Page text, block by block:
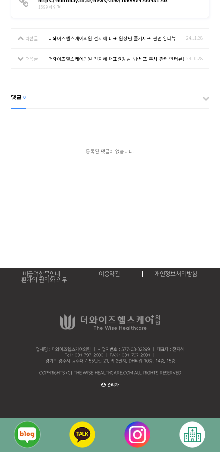
1699회 연결
이전글 더와이즈헬스케어의원 전지혜 대표 원장님 줄기세포 관련 인터뷰! 24.11.28
다음글 더와이즈헬스케어의원 전지혜 대표원장님 NK세포 주사 관련 인터뷰! 24.10.28
댓글 0
등록된 댓글이 없습니다.
비급여항목안내 이용약관
개인정보처리방침
환자의 권리와 의무
업체명 : 더와이즈헬스케어의원 ㅣ 사업자번호 : 577-03-02299 ㅣ 대표자 : 전지혜
Tel : 031-797-2600 ㅣ FAX : 031-797-2601 ㅣ
경기도 광주시 광주대로 55번길 21, 외 2필지, DH타워 10층, 14층, 15층
COPYRIGHTS (C) THE WISE HEALTHCARE.COM ALL RIGHTS RESERVED
관리자